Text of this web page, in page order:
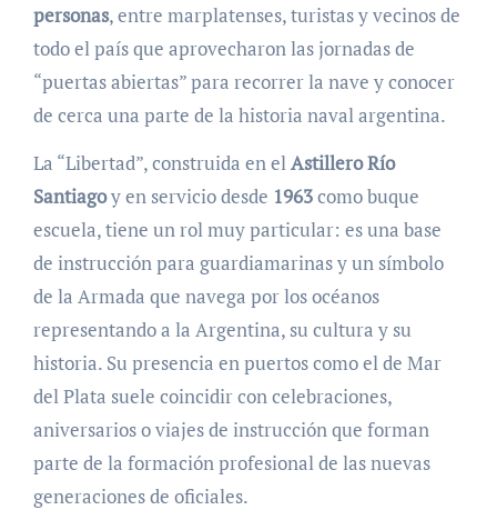
personas, entre marplatenses, turistas y vecinos de
todo el país que aprovecharon las jornadas de
“puertas abiertas” para recorrer la nave y conocer
de cerca una parte de la historia naval argentina.
La “Libertad”, construida en elAstillero Río
Santiagoy en servicio desde 1963como buque
escuela, tiene un rol muy particular: es una base
de instrucción para guardiamarinas y un símbolo
de la Armada que navega por los océanos
representando a la Argentina, su cultura y su
historia. Su presencia en puertos como el de Mar
del Plata suele coincidir con celebraciones,
aniversarios o viajes de instrucción que forman
parte de la formación profesional de las nuevas
generaciones de oficiales.